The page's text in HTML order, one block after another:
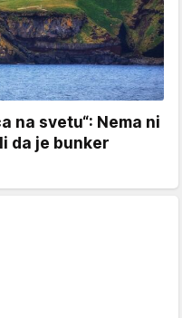
na svetu“: Nema ni
da je bunker